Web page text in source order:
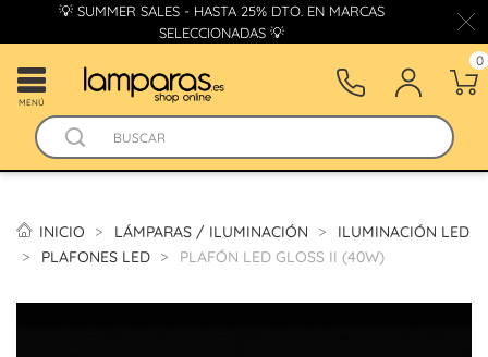
💡 SUMMER SALES - HASTA 25% DTO. EN MARCAS
SELECCIONADAS 💡
MENÚ
0
INICIO LÁMPARAS / ILUMINACIÓN
ILUMINACIÓN LED
PLAFONES LED
PLAFÓN LED GLOSS II (40W)